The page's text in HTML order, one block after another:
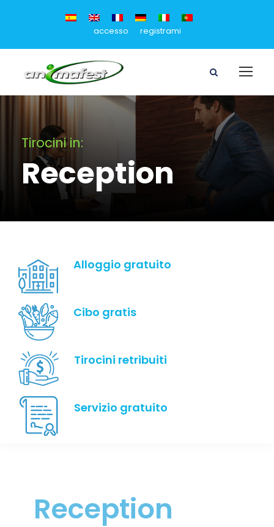
accesso registrami
Tirocini in:
Reception
Alloggio gratuito
Cibo gratis
Tirocini retribuiti
Servizio gratuito
Reception